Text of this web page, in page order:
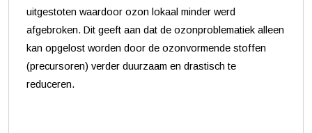
uitgestoten waardoor ozon lokaal minder werd
afgebroken. Dit geeft aan dat de ozonproblematiek alleen
kan opgelost worden door de ozonvormende stoffen
(precursoren) verder duurzaam en drastisch te
reduceren.